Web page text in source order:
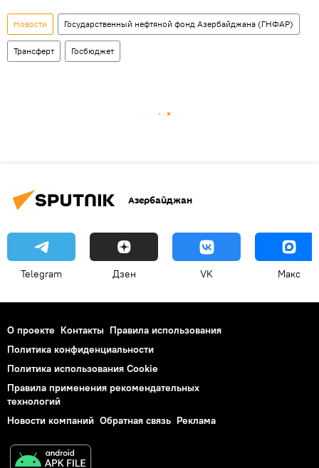
Новости Государственный нефтяной фонд Азербайджана (ГНФАР)
Трансферт Госбюджет
Азербайджан
Telegram Дзен VK Макс
О проекте Контакты Правила использования
Политика конфиденциальности
Политика использования Cookie
Правила применения рекомендательных
технологий
Новости компаний Обратная связь Реклама